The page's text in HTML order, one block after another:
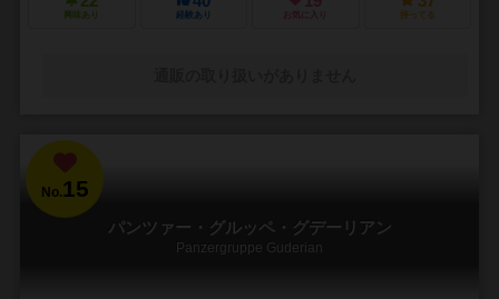
興味あり 経験あり お気に入り 持ってる
No.15
パンツァー・グルッペ・グデーリアン
Panzergruppe Guderian